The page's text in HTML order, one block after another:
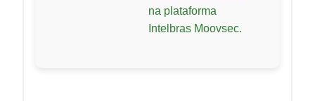
na plataforma
Intelbras Moovsec.